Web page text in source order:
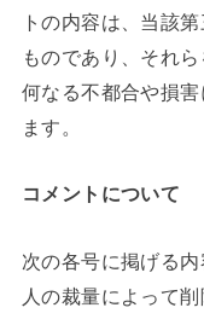
トの内容は、当該
ものであり、それ
何なる不都合や損
ます。
コメントについて
次の各号に掲げる
人の裁量によって